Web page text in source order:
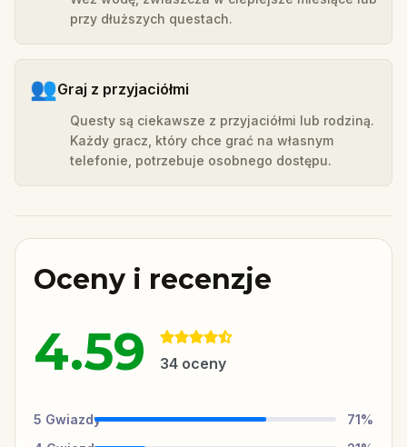
przy dłuższych questach.
👥Graj z przyjaciółmi
Questy są ciekawsze z przyjaciółmi lub rodziną.
Każdy gracz, który chce grać na własnym
telefonie, potrzebuje osobnego dostępu.
Oceny i recenzje
4.59 34 oceny
5 Gwiazdy 71%